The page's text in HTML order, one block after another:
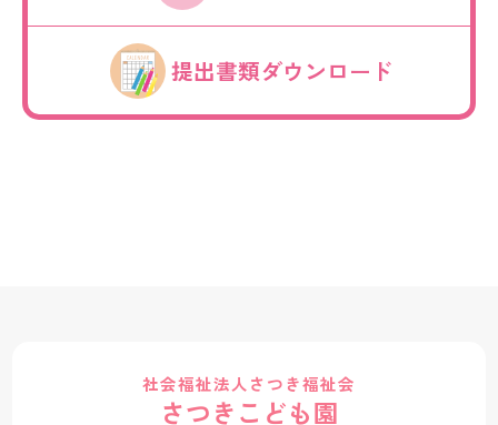
提出書類ダウンロード
社会福祉法人さつき福祉会
さつきこども園